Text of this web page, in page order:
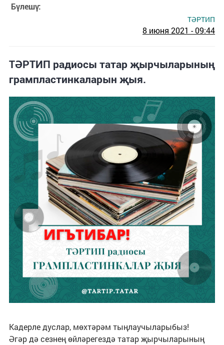
Бүлешү:
ТӘРТИП
8 июня 2021 - 09:44
ТӘРТИП радиосы татар җырчыларының
грампластинкаларын җыя.
Кадерле дуслар, мөхтәрәм тыңлаучыларыбыз!
Әгәр дә сезнең өйләрегездә татар җырчыларының